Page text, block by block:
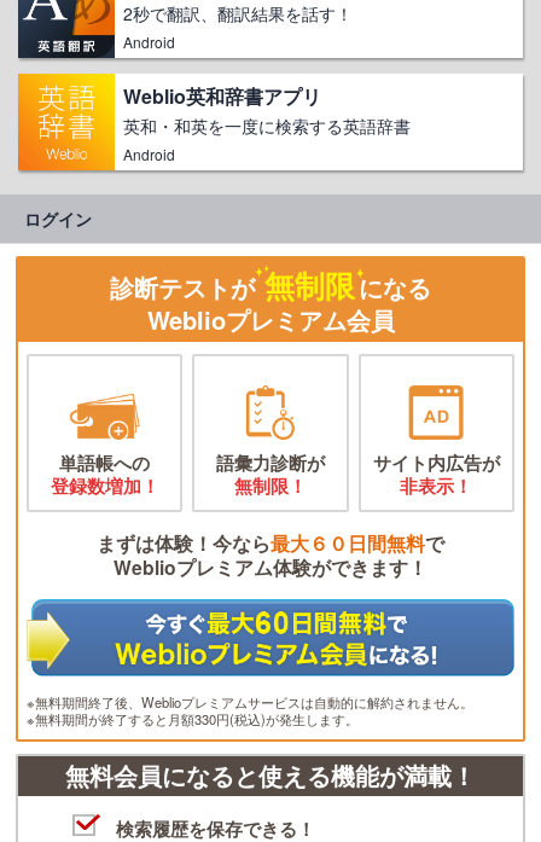
2秒で翻訳、翻訳結果を話す！
Android
Weblio英和辞書アプリ
英和・和英を一度に検索する英語辞書
Android
ログイン
診断テストが 無制限になる
Weblioプレミアム会員
単語帳への
登録数増加！
語彙力診断が
無制限！
サイト内広告が
非表示！
まずは体験！今なら最大６０日間無料で
Weblioプレミアム体験ができます！
※無料期間終了後、Weblioプレミアムサービスは自動的に解約されません。
※無料期間が終了すると月額330円(税込)が発生します。
無料会員になると使える機能が満載！
検索履歴を保存できる！